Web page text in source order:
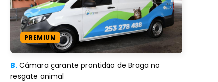
PREMIUM
B. Câmara garante prontidão de Braga no
resgate animal